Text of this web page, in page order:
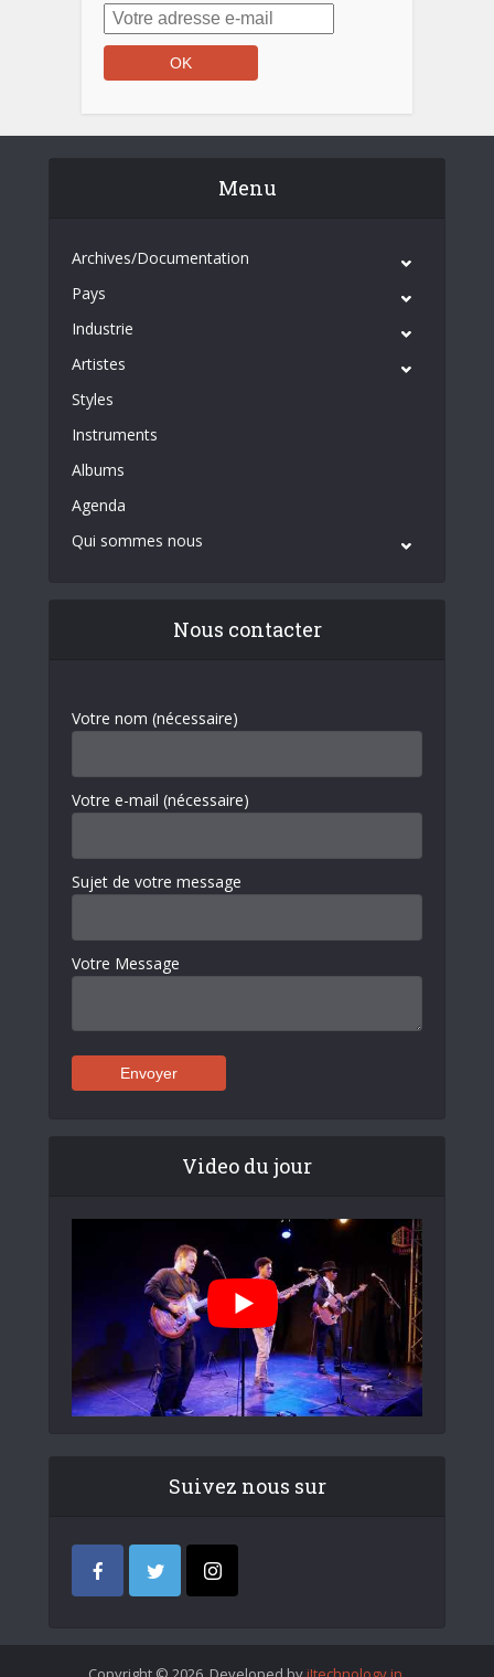
Menu
Archives/Documentation
Pays
Industrie
Artistes
Styles
Instruments
Albums
Agenda
Qui sommes nous
Nous contacter
Votre nom (nécessaire)
Votre e-mail (nécessaire)
Sujet de votre message
Votre Message
Video du jour
Suivez nous sur